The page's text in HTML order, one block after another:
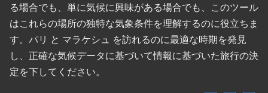
る場合でも、単に気候に興味がある場合でも、このツール
はこれらの場所の独特な気象条件を理解するのに役立ちま
す。パリ と マラケシュ を訪れるのに最適な時期を発見
し、正確な気候データに基づいて情報に基づいた旅行の決
定を下してください。